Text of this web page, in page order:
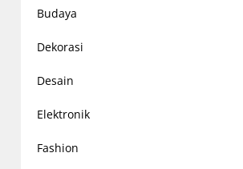
Budaya
Dekorasi
Desain
Elektronik
Fashion